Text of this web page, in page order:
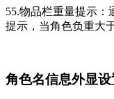
55.物品栏重量提示
提示，当角色负重大
角色名信息外显设